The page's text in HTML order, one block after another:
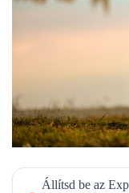
Állítsd be az